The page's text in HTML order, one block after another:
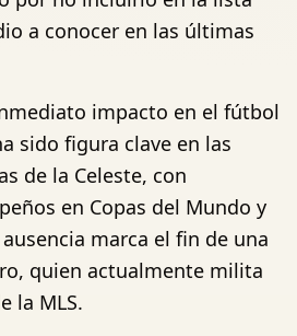
a conocer en las últimas
impacto en el fútbol
sido figura clave en las
de la Celeste, con
en Copas del Mundo y
marca el fin de una
quien actualmente milita
la MLS.